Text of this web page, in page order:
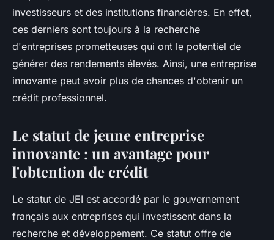
investisseurs et des institutions financières. En effet,
ces derniers sont toujours à la recherche
d'entreprises prometteuses qui ont le potentiel de
générer des rendements élevés. Ainsi, une entreprise
innovante peut avoir plus de chances d'obtenir un
crédit professionnel.
Le statut de jeune entreprise
innovante : un avantage pour
l'obtention de crédit
Le statut de JEI est accordé par le gouvernement
français aux entreprises qui investissent dans la
recherche et développement. Ce statut offre de